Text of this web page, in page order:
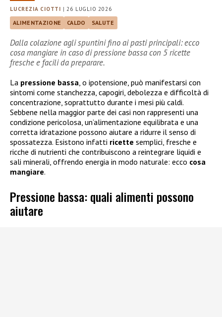
LUCREZIA CIOTTI |26 LUGLIO 2026
ALIMENTAZIONE CALDO SALUTE
Dalla colazione agli spuntini fino ai pasti principali: ecco
cosa mangiare in caso di pressione bassa con 5 ricette
fresche e facili da preparare.
La pressione bassa , o ipotensione, può manifestarsi con
sintomi come stanchezza, capogiri, debolezza e difficoltà di
concentrazione, soprattutto durante i mesi più caldi.
Sebbene nella maggior parte dei casi non rappresenti una
condizione pericolosa, un’alimentazione equilibrata e una
corretta idratazione possono aiutare a ridurre il senso di
spossatezza. Esistono infatti ricette semplici, fresche e
ricche di nutrienti che contribuiscono a reintegrare liquidi e
sali minerali, offrendo energia in modo naturale: ecco cosa
mangiare.
Pressione bassa: quali alimenti possono
aiutare